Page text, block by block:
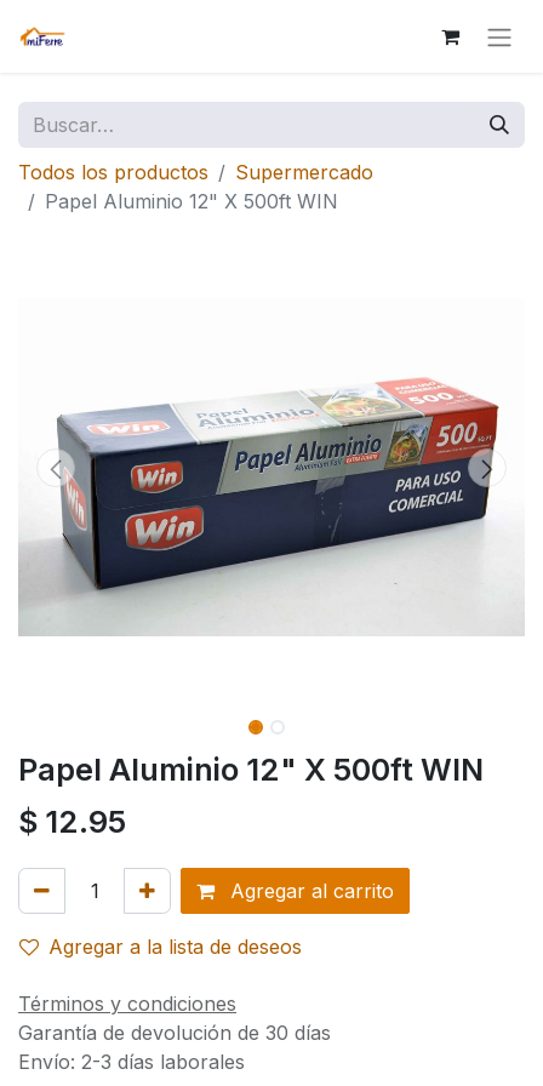
Todos los productos
Supermercado
Papel Aluminio 12" X 500ft WIN
Papel Aluminio 12" X 500ft WIN
$ 12.95
Agregar al carrito
Agregar a la lista de deseos
Términos y condiciones
Garantía de devolución de 30 días
Envío: 2-3 días laborales